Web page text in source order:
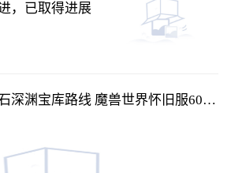
，已取得进展
深渊宝库路线 魔兽世界怀旧服60级